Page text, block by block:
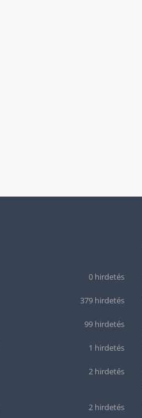
0 hirdetés
379 hirdetés
99 hirdetés
1 hirdetés
2 hirdetés
2 hirdetés